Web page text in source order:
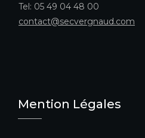
Tel: 05 49 04 48 00
contact@secvergnaud.com
Mention Légales